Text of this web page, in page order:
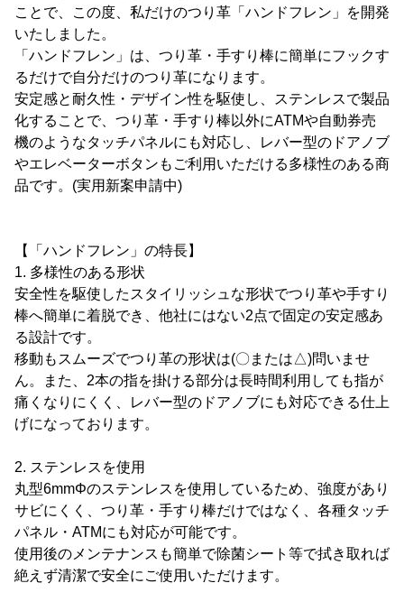
ことで、この度、私だけのつり革「ハンドフレン」を開発
いたしました。
「ハンドフレン」は、つり革・手すり棒に簡単にフックす
るだけで自分だけのつり革になります。
安定感と耐久性・デザイン性を駆使し、ステンレスで製品
化することで、つり革・手すり棒以外にATMや自動券売
機のようなタッチパネルにも対応し、レバー型のドアノブ
やエレベーターボタンもご利用いただける多様性のある商
品です。(実用新案申請中)
【「ハンドフレン」の特長】
1. 多様性のある形状
安全性を駆使したスタイリッシュな形状でつり革や手すり
棒へ簡単に着脱でき、他社にはない2点で固定の安定感あ
る設計です。
移動もスムーズでつり革の形状は(〇または△)問いませ
ん。また、2本の指を掛ける部分は長時間利用しても指が
痛くなりにくく、レバー型のドアノブにも対応できる仕上
げになっております。
2. ステンレスを使用
丸型6mmΦのステンレスを使用しているため、強度があり
サビにくく、つり革・手すり棒だけではなく、各種タッチ
パネル・ATMにも対応が可能です。
使用後のメンテナンスも簡単で除菌シート等で拭き取れば
絶えず清潔で安全にご使用いただけます。